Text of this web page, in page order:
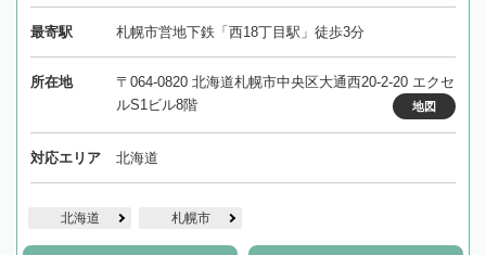
最寄駅 札幌市営地下鉄「西18丁目駅」徒歩3分
所在地
〒064-0820 北海道札幌市中央区大通西20-2-20 エクセ
ルS1ビル8階
地図
対応エリア 北海道
北海道 札幌市